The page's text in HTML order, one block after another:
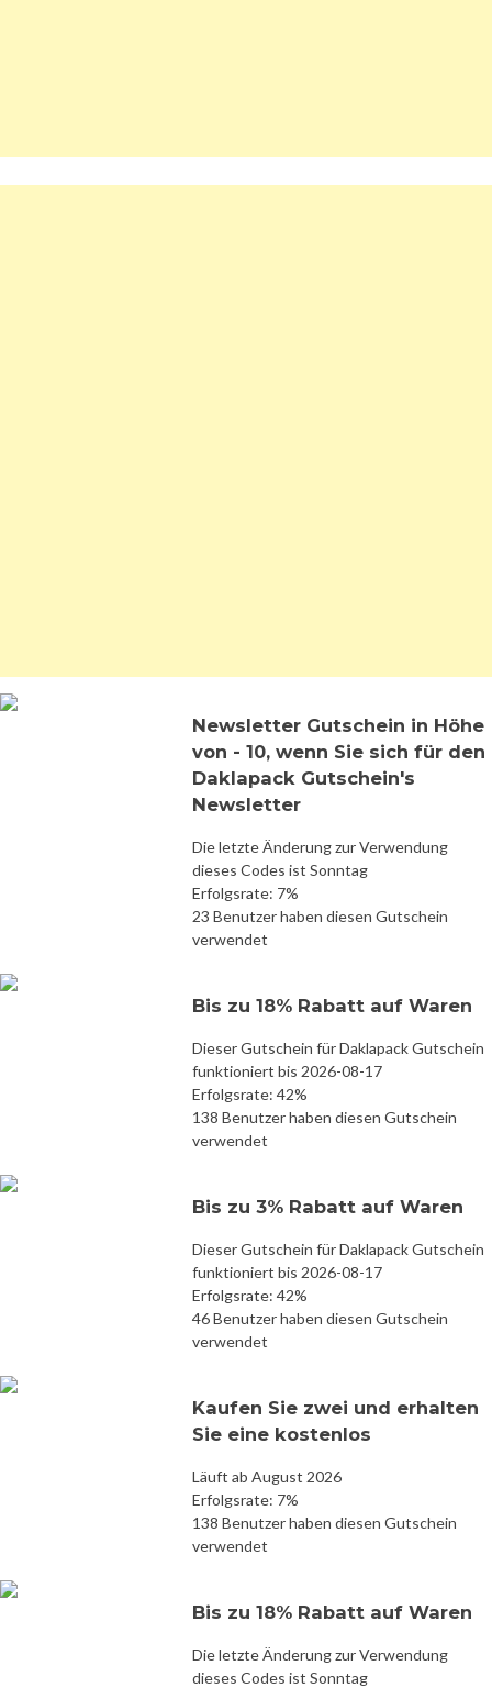
Newsletter Gutschein in Höhe
von - 10, wenn Sie sich für den
Daklapack Gutschein's
Newsletter
Die letzte Änderung zur Verwendung
dieses Codes ist Sonntag
Erfolgsrate: 7%
23 Benutzer haben diesen Gutschein
verwendet
Bis zu 18% Rabatt auf Waren
Dieser Gutschein für Daklapack Gutschein
funktioniert bis 2026-08-17
Erfolgsrate: 42%
138 Benutzer haben diesen Gutschein
verwendet
Bis zu 3% Rabatt auf Waren
Dieser Gutschein für Daklapack Gutschein
funktioniert bis 2026-08-17
Erfolgsrate: 42%
46 Benutzer haben diesen Gutschein
verwendet
Kaufen Sie zwei und erhalten
Sie eine kostenlos
Läuft ab August 2026
Erfolgsrate: 7%
138 Benutzer haben diesen Gutschein
verwendet
Bis zu 18% Rabatt auf Waren
Die letzte Änderung zur Verwendung
dieses Codes ist Sonntag